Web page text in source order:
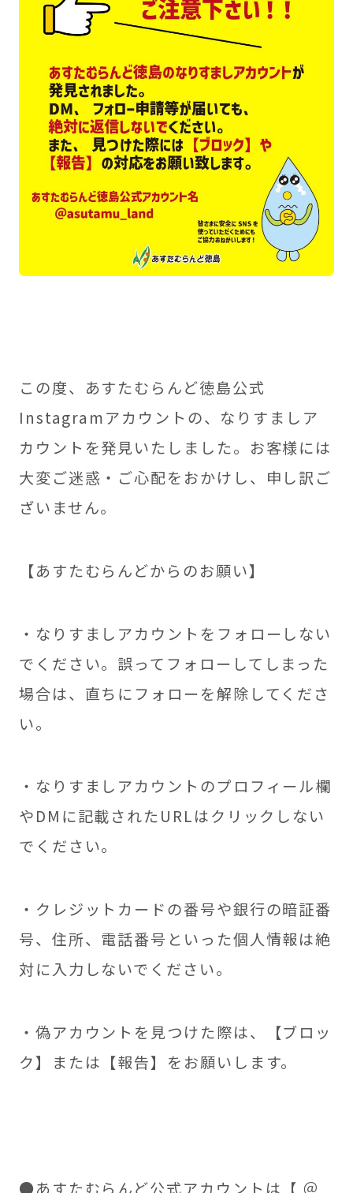
この度、あすたむらんど徳島公式
Instagramアカウントの、なりすましア
カウントを発見いたしました。お客様には
大変ご迷惑・ご心配をおかけし、申し訳ご
ざいません。
【あすたむらんどからのお願い】
・なりすましアカウントをフォローしない
でください。誤ってフォローしてしまった
場合は、直ちにフォローを解除してくださ
い。
・なりすましアカウントのプロフィール欄
やDMに記載されたURLはクリックしない
でください。
・クレジットカードの番号や銀行の暗証番
号、住所、電話番号といった個人情報は絶
対に入力しないでください。
・偽アカウントを見つけた際は、【ブロッ
ク】または【報告】をお願いします。
●あすたむらんど公式アカウントは【 ＠